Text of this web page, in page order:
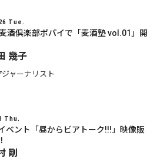
Tue.
酒倶楽部ポパイで「麦酒塾 vol.01」開
幾子
ジャーナリスト
Thu.
ベント「昼からビアトーク!!!」映像販
剛